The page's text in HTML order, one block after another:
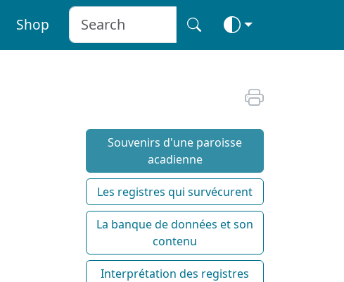
Shop
Souvenirs d'une paroisse
acadienne
Les registres qui survécurent
La banque de données et son
contenu
Interprétation des registres